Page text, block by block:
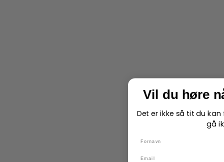
Vil du høre
Det er ikke så tit du
gå